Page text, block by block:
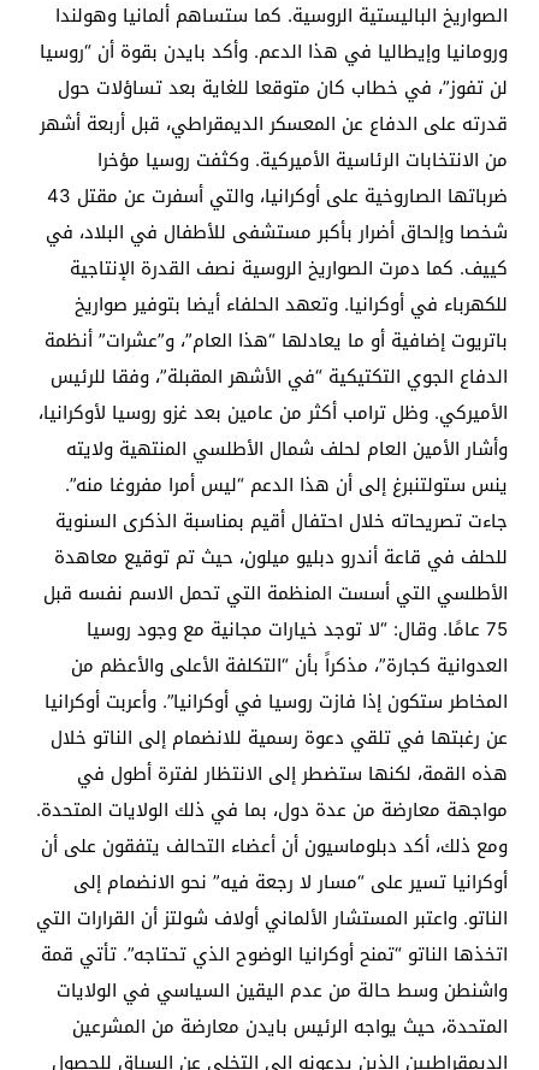
الصواريخ الباليستية الروسية. كما ستساهم ألمانيا وهولندا
ورومانيا وإيطاليا في هذا الدعم. وأكد بايدن بقوة أن “روسيا
لن تفوز”، في خطاب كان متوقعا للغاية بعد تساؤلات حول
قدرته على الدفاع عن المعسكر الديمقراطي، قبل أربعة أشهر
من الانتخابات الرئاسية الأميركية. وكثفت روسيا مؤخرا
ضرباتها الصاروخية على أوكرانيا، والتي أسفرت عن مقتل 43
شخصا وإلحاق أضرار بأكبر مستشفى للأطفال في البلاد، في
كييف. كما دمرت الصواريخ الروسية نصف القدرة الإنتاجية
للكهرباء في أوكرانيا. وتعهد الحلفاء أيضا بتوفير صواريخ
باتريوت إضافية أو ما يعادلها “هذا العام”، و”عشرات” أنظمة
الدفاع الجوي التكتيكية “في الأشهر المقبلة”، وفقا للرئيس
الأميركي. وظل ترامب أكثر من عامين بعد غزو روسيا لأوكرانيا،
وأشار الأمين العام لحلف شمال الأطلسي المنتهية ولايته
ينس ستولتنبرغ إلى أن هذا الدعم “ليس أمرا مفروغا منه”.
جاءت تصريحاته خلال احتفال أقيم بمناسبة الذكرى السنوية
للحلف في قاعة أندرو دبليو ميلون، حيث تم توقيع معاهدة
الأطلسي التي أسست المنظمة التي تحمل الاسم نفسه قبل
75 عامًا. وقال: “لا توجد خيارات مجانية مع وجود روسيا
العدوانية كجارة”، مذكراً بأن “التكلفة الأعلى والأعظم من
المخاطر ستكون إذا فازت روسيا في أوكرانيا”. وأعربت أوكرانيا
عن رغبتها في تلقي دعوة رسمية للانضمام إلى الناتو خلال
هذه القمة، لكنها ستضطر إلى الانتظار لفترة أطول في
مواجهة معارضة من عدة دول، بما في ذلك الولايات المتحدة.
ومع ذلك، أكد دبلوماسيون أن أعضاء التحالف يتفقون على أن
أوكرانيا تسير على “مسار لا رجعة فيه” نحو الانضمام إلى
الناتو. واعتبر المستشار الألماني أولاف شولتز أن القرارات التي
اتخذها الناتو “تمنح أوكرانيا الوضوح الذي تحتاجه”. تأتي قمة
واشنطن وسط حالة من عدم اليقين السياسي في الولايات
المتحدة، حيث يواجه الرئيس بايدن معارضة من المشرعين
الديمقراطيين الذين يدعونه إلى التخلي عن السباق للحصول